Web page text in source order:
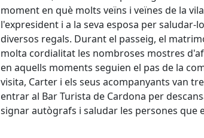
moment en què molts veïns i veïnes de la
l'expresident i a la seva esposa per saludar-
diversos regals. Durant el passeig, el
molta cordialitat les nombroses mostres
en aquells moments seguien el pas de la
visita, Carter i els seus acompanyants van
entrar al Bar Turista de Cardona per
signar autògrafs i saludar les persones que